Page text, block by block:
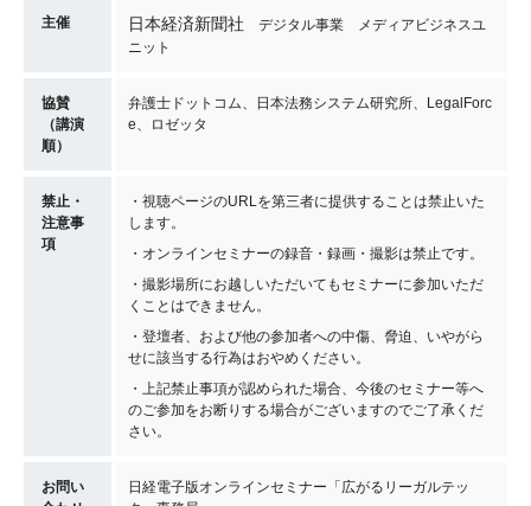
主催 日本経済新聞社 デジタル事業 メディアビジネスユ
ニット
協賛
（講演
順）
弁護士ドットコム、日本法務システム研究所、LegalForc
e、ロゼッタ
禁止・
注意事
項
・視聴ページのURLを第三者に提供することは禁止いた
します。
・オンラインセミナーの録音・録画・撮影は禁止です。
・撮影場所にお越しいただいてもセミナーに参加いただ
くことはできません。
・登壇者、および他の参加者への中傷、脅迫、いやがら
せに該当する行為はおやめください。
・上記禁止事項が認められた場合、今後のセミナー等へ
のご参加をお断りする場合がございますのでご了承くだ
さい。
お問い
日経電子版オンラインセミナー「広がるリーガルテッ